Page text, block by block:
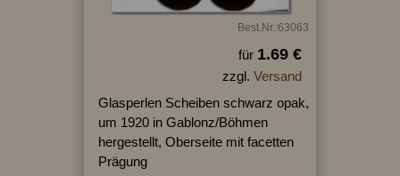
Best.Nr.:63063
für 1.69 €
zzgl. Versand
Glasperlen Scheiben schwarz opak,
um 1920 in Gablonz/Böhmen
hergestellt, Oberseite mit facetten
Prägung